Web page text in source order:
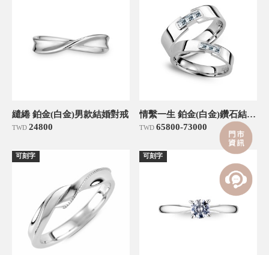
繾綣 鉑金(白金)男款結婚對戒
TWD 24800
情繫一生 鉑金(白金)鑽石結婚對戒
TWD 65800-73000
可刻字 可刻字